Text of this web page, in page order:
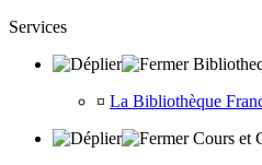
Services
¤ La Bibliothèque
Cours et